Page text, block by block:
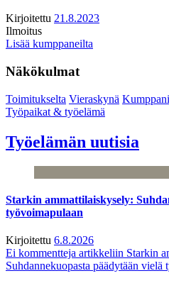
Kirjoitettu 21.8.2023
Ilmoitus
Lisää kumppaneilta
Näkökulmat
Toimitukselta Vieraskynä
Työpaikat & työelämä
Työelämän uutisia
Starkin ammattilaiskysely:
työvoimapulaan
Kirjoitettu 6.8.2026
Ei kommentteja artikkeliin Starkin
Suhdannekuopasta päädytään vielä